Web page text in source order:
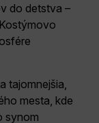
do detstva –
tajomnejšia,
mesta, kde
synom